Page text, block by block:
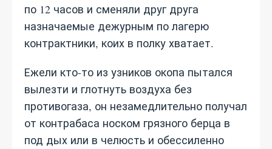
по 12 часов и сменяли друг друга
назначаемые дежурным по лагерю
контрактники, коих в полку хватает.
Ежели кто-то из узников окопа пытался
вылезти и глотнуть воздуха без
противогаза, он незамедлительно получал
от контрабаса носком грязного берца в
под дых или в челюсть и обессиленно